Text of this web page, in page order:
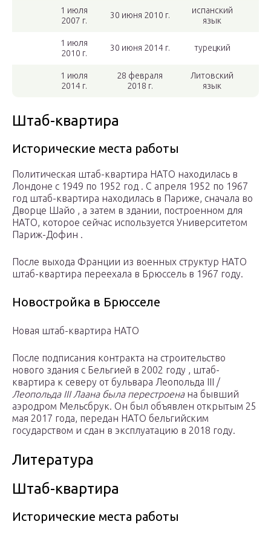
1 июля
2007 г.
30 июня 2010 г.
испанский
язык
1 июля
2010 г.
30 июня 2014 г. турецкий
1 июля
2014 г.
28 февраля
2018 г.
Литовский
язык
Штаб-квартира
Исторические места работы
Политическая штаб-квартира НАТО находилась в
Лондоне с 1949 по 1952 год . С апреля 1952 по 1967
год штаб-квартира находилась в Париже, сначала во
Дворце Шайо , а затем в здании, построенном для
НАТО, которое сейчас используется Университетом
Париж-Дофин .
После выхода Франции из военных структур НАТО
штаб-квартира переехала в Брюссель в 1967 году.
Новостройка в Брюсселе
Новая штаб-квартира НАТО
После подписания контракта на строительство
нового здания с Бельгией в 2002 году , штаб-
квартира к северу от бульвара Леопольда III /
Леопольда III Лаана была перестроенана бывший
аэродром Мельсбрук. Он был объявлен открытым 25
мая 2017 года, передан НАТО бельгийским
государством и сдан в эксплуатацию в 2018 году.
Литература
Штаб-квартира
Исторические места работы